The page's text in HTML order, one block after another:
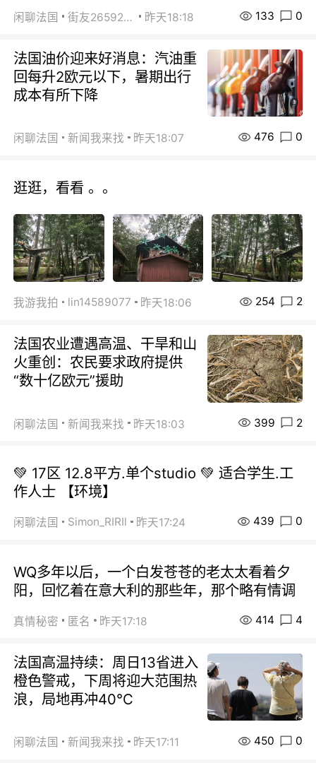
闲聊法国 街友26592800 昨天18:18 133 0
法国油价迎来好消息：汽油重
回每升2欧元以下，暑期出行
成本有所下降
闲聊法国 新闻我来找 昨天18:07 476 0
逛逛，看看 。。
我游我拍 lin14589077 昨天18:06 254 2
法国农业遭遇高温、干旱和山
火重创：农民要求政府提供
“数十亿欧元”援助
闲聊法国 新闻我来找 昨天18:03 399 2
💚 17区 12.8平方.单个studio 💚 适合学生.工
作人士 【环境】
闲聊法国 Simon_RIRIl 昨天17:24 439 0
WQ多年以后，一个白发苍苍的老太太看着夕
阳，回忆着在意大利的那些年，那个略有情调
真情秘密 匿名 昨天17:18 414 4
法国高温持续：周日13省进入
橙色警戒，下周将迎大范围热
浪，局地再冲40℃
闲聊法国 新闻我来找 昨天17:11 450 0